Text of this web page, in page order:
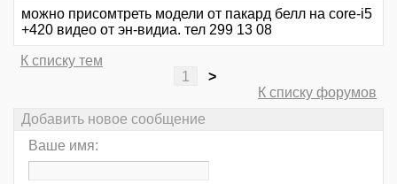
можно присомтреть модели от пакард белл на core-i5
+420 видео от эн-видиа. тел 299 13 08
К списку тем
1
>
К списку форумов
Добавить новое сообщение
Ваше имя: